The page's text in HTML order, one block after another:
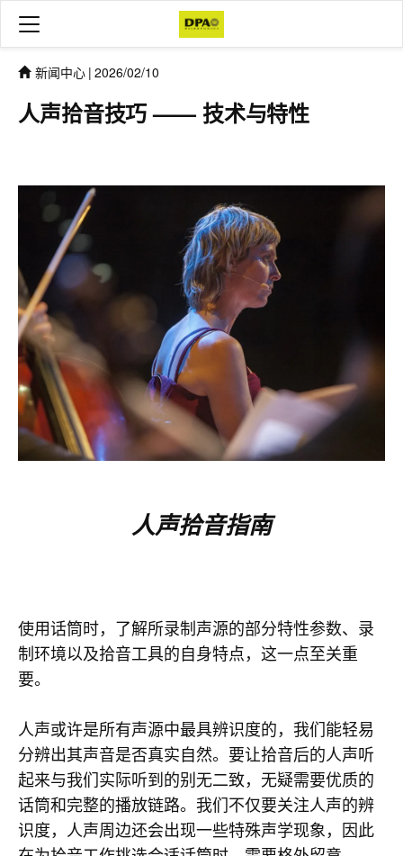
新闻中心 | 2026/02/10
人声拾音技巧 —— 技术与特性
人声拾音指南
使用话筒时，了解所录制声源的部分特性参数、录
制环境以及拾音工具的自身特点，这一点至关重
要。
人声或许是所有声源中最具辨识度的，我们能轻易
分辨出其声音是否真实自然。要让拾音后的人声听
起来与我们实际听到的别无二致，无疑需要优质的
话筒和完整的播放链路。我们不仅要关注人声的辨
识度，人声周边还会出现一些特殊声学现象，因此